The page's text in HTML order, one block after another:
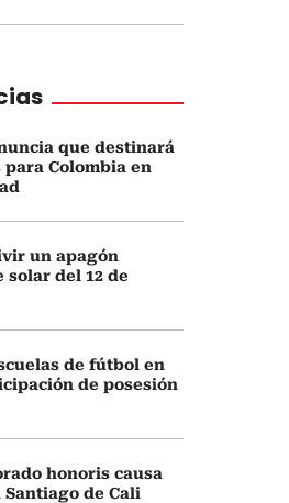
que destinará
para Colombia en
un apagón
del 12 de
de fútbol en
de posesión
honoris causa
de Cali